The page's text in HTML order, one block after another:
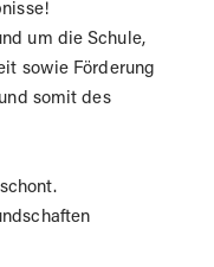
um die Schule,
sowie Förderung
somit des